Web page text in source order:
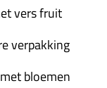
vers fruit
verpakking
bloemen